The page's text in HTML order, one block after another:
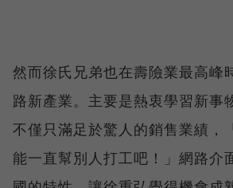
然而徐氏兄弟也在壽險業最高峰
路新產業。主要是熱衷學習新事
不僅只滿足於驚人的銷售業績，
能一直幫別人打工吧！」網路介